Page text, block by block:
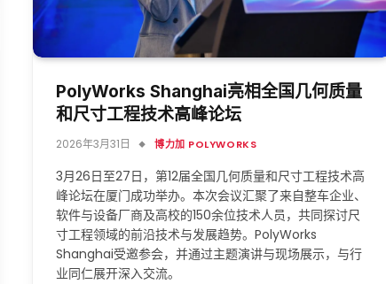
PolyWorks Shanghai亮相全国几何质量
和尺寸工程技术高峰论坛
2026年3月31日 博力加 POLYWORKS
3月26日至27日，第12届全国几何质量和尺寸工程技术高
峰论坛在厦门成功举办。本次会议汇聚了来自整车企业、
软件与设备厂商及高校的150余位技术人员，共同探讨尺
寸工程领域的前沿技术与发展趋势。PolyWorks
Shanghai受邀参会，并通过主题演讲与现场展示，与行
业同仁展开深入交流。